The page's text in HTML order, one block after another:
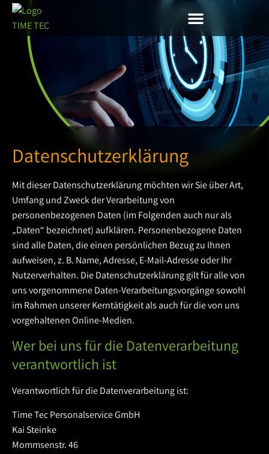
Datenschutzerklärung
Mit dieser Datenschutzerklärung möchten wir Sie über Art,
Umfang und Zweck der Verarbeitung von
personenbezogenen Daten (im Folgenden auch nur als
„Daten“ bezeichnet) aufklären. Personenbezogene Daten
sind alle Daten, die einen persönlichen Bezug zu Ihnen
aufweisen, z. B. Name, Adresse, E-Mail-Adresse oder Ihr
Nutzerverhalten. Die Datenschutzerklärung gilt für alle von
uns vorgenommene Daten-Verarbeitungsvorgänge sowohl
im Rahmen unserer Kerntätigkeit als auch für die von uns
vorgehaltenen Online-Medien.
Wer bei uns für die Datenverarbeitung
verantwortlich ist
Verantwortlich für die Datenverarbeitung ist:
Time Tec Personalservice GmbH
Kai Steinke
Mommsenstr. 46